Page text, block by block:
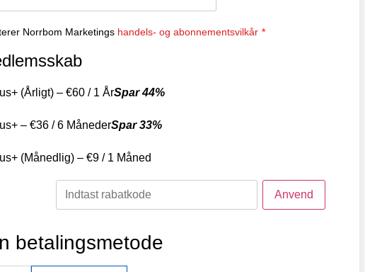
Norrbom Marketings handels- og abonnementsvilkår *
(Årligt) – €60 / 1 ÅrSpar 44%
– €36 /6 MånederSpar 33%
(Månedlig) – €9 / 1 Måned
betalingsmetode